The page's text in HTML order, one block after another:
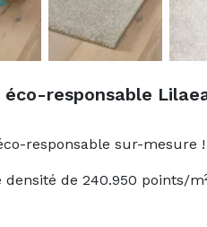
éco-responsable
responsable sur-mesure !
de 240.950 points/